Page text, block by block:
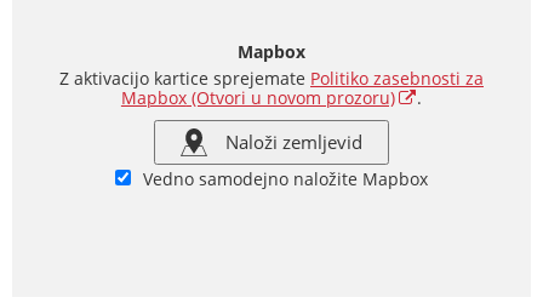
Mapbox
Z aktivacijo kartice sprejemate Politiko zasebnosti za
Mapbox(Otvori u novom prozoru) .
Naloži zemljevid
Vedno samodejno naložite Mapbox